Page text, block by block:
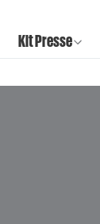
Kit Presse